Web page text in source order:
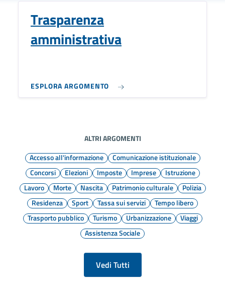
Trasparenza
amministrativa
ESPLORA ARGOMENTO
ALTRI ARGOMENTI
Accesso all'informazione
Comunicazione istituzionale
Concorsi
Elezioni Imposte Imprese
Istruzione
Lavoro
Morte Nascita Patrimonio culturale
Polizia
Residenza
Sport Tassa sui servizi
Tempo libero
Trasporto pubblico
Turismo Urbanizzazione
Viaggi
Assistenza Sociale
Vedi Tutti